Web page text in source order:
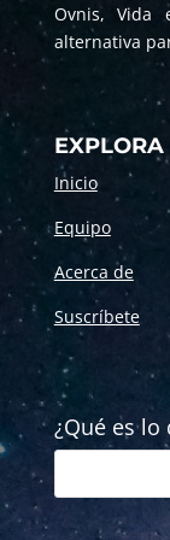
Ovnis, Vida
alternativa
EXPLORA
Inicio
Equipo
Acerca de
Suscríbete
¿Qué es lo